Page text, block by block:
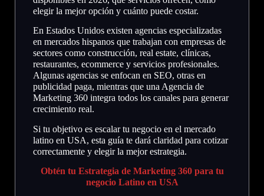
elegir la mejor opción y cuánto puede costar.
En Estados Unidos existen agencias especializadas
en mercados hispanos que trabajan con empresas de
sectores como construcción, real estate, clínicas,
restaurantes, ecommerce y servicios profesionales.
Algunas agencias se enfocan en SEO, otras en
publicidad paga, mientras que una Agencia de
Marketing 360 integra todos los canales para generar
crecimiento real.
Si tu objetivo es escalar tu negocio en el mercado
latino en USA, esta guía te dará claridad para cotizar
correctamente y elegir la mejor estrategia.
Obtén tu Estrategia de Marketing 360 para tu
negocio Latino en USA